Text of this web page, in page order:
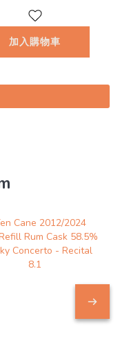
Drinks -
Whiskyland
Thirty
加入購物車